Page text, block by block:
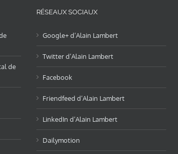
de
RÉSEAUX SOCIAUX
Google+ d’Alain Lambert
Twitter d’Alain Lambert
Facebook
Friendfeed d’Alain Lambert
LinkedIn d’Alain Lambert
Dailymotion